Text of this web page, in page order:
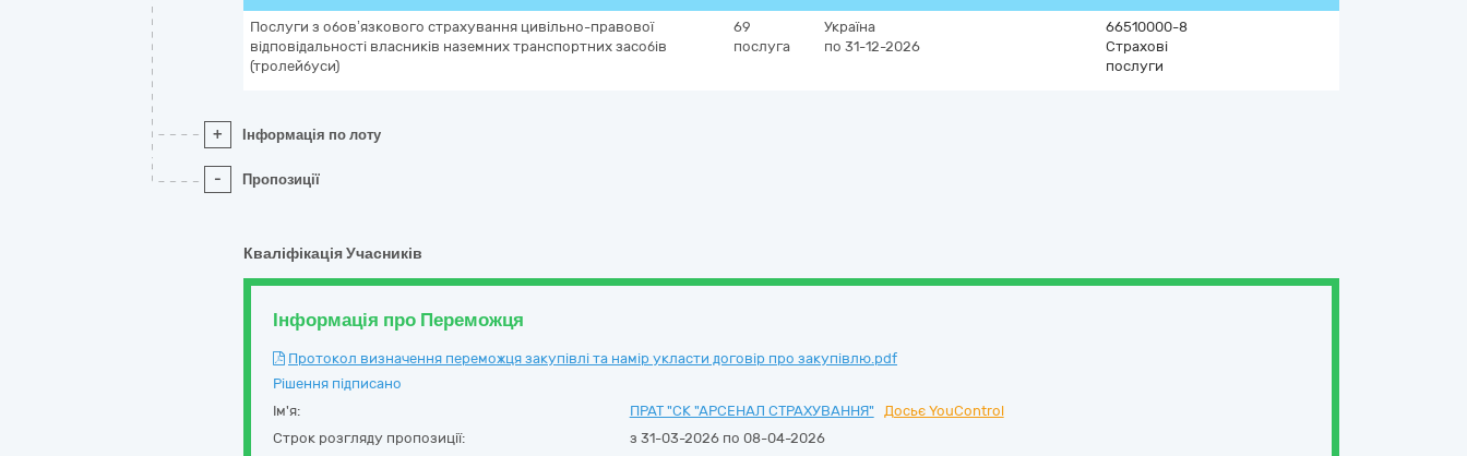
Послуги з обов’язкового страхування цивільно-правової
відповідальності власників наземних транспортних засобів
(тролейбуси)
69
послуга
Україна
по 31-12-2026
66510000-8
Страхові
послуги
+ Інформація по лоту
- Пропозиції
Кваліфікація Учасників
Інформація про Переможця
Протокол визначення переможця закупівлі та намір укласти договір про закупівлю.pdf
Рішення підписано
Ім'я:
ПРАТ "СК "АРСЕНАЛ СТРАХУВАННЯ"
Досьє YouControl
Строк розгляду пропозиції:
з 31-03-2026 по 08-04-2026